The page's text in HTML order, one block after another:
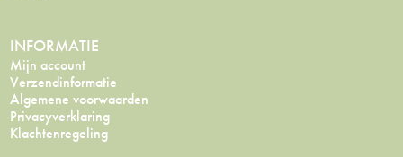
INFORMATIE
Mijn account
Verzendinformatie
Algemene voorwaarden
Privacyverklaring
Klachtenregeling